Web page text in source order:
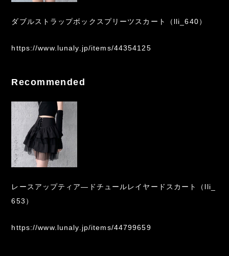
ダブルストラップボックスプリーツスカート（lli_640）
https://www.lunaly.jp/items/44354125
Recommended
レースアップティア―ドチュールレイヤードスカート（lli_
653）
https://www.lunaly.jp/items/44799659